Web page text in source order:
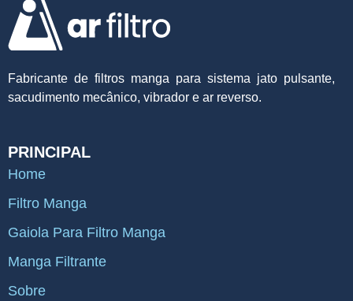
Fabricante de filtros manga para sistema jato pulsante,
sacudimento mecânico, vibrador e ar reverso.
PRINCIPAL
Home
Filtro Manga
Gaiola Para Filtro Manga
Manga Filtrante
Sobre